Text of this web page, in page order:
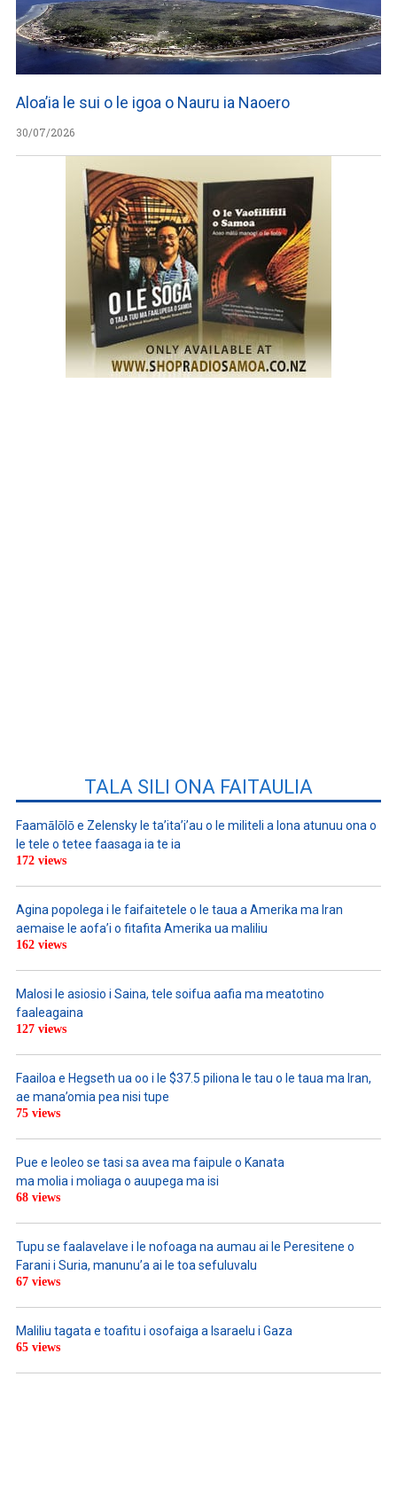
Aloa’ia le sui o le igoa o Nauru ia Naoero
30/07/2026
TALA SILI ONA FAITAULIA
Faamālōlō e Zelensky le ta’ita’i’au o le militeli a lona atunuu ona o
le tele o tetee faasaga ia te ia
172 views
Agina popolega i le faifaitetele o le taua a Amerika ma Iran
aemaise le aofa’i o fitafita Amerika ua maliliu
162 views
Malosi le asiosio i Saina, tele soifua aafia ma meatotino
faaleagaina
127 views
Faailoa e Hegseth ua oo i le $37.5 piliona le tau o le taua ma Iran,
ae mana’omia pea nisi tupe
75 views
Pue e leoleo se tasi sa avea ma faipule o Kanata
ma molia i moliaga o auupega ma isi
68 views
Tupu se faalavelave i le nofoaga na aumau ai le Peresitene o
Farani i Suria, manunu’a ai le toa sefuluvalu
67 views
Maliliu tagata e toafitu i osofaiga a Isaraelu i Gaza
65 views